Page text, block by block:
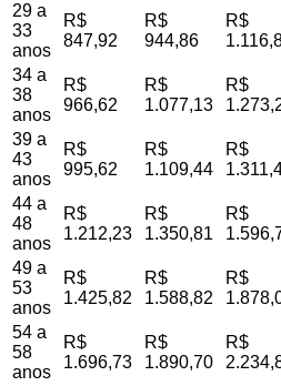
29 a
33
anos
R$
847,92
R$
944,86
R$
34 a
38
anos
R$
966,62
R$
1.077,13
R$
39 a
43
anos
R$
995,62
R$
1.109,44
R$
44 a
48
anos
R$
1.212,23
R$
1.350,81
R$
49 a
53
anos
R$
1.425,82
R$
1.588,82
R$
54 a
58
anos
R$
1.696,73
R$
1.890,70
R$